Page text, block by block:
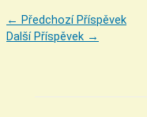
← Předchozí Příspěvek
Další Příspěvek →